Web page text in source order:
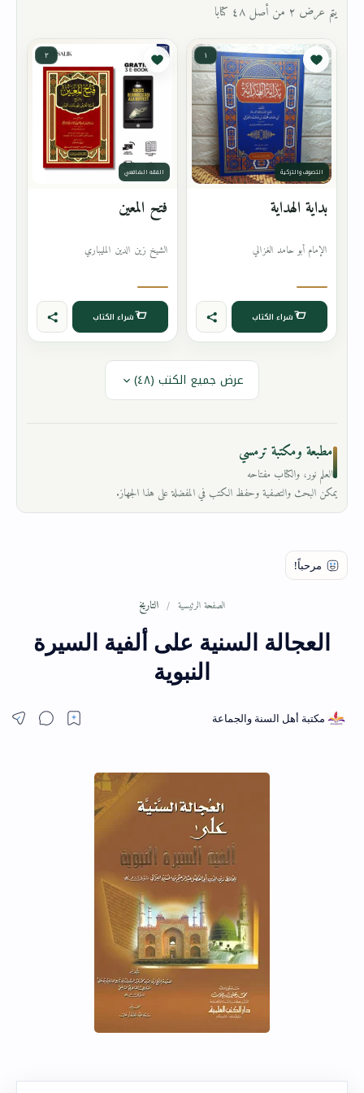
يتم عرض ٢ من أصل ٤٨ كتابا
١
التصوف والتزكية
بداية الهداية
الإمام أبو حامد الغزالي
شراء الكتاب
٢
الفقه الشافعي
فتح المعين
الشيخ زين الدين المليباري
شراء الكتاب
عرض جميع الكتب (٤٨)
مطبعة ومكتبة ترمسي
العلم نور، والكتاب مفتاحه
يمكن البحث والتصفية وحفظ الكتب في المفضلة على هذا الجهاز.
الصفحة الرئيسية التاريخ
العجالة السنية على ألفية السيرة
النبوية